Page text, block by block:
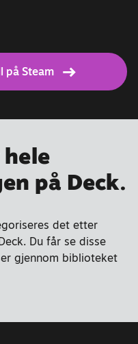
på Steam
på Deck.
det etter
Du får se disse
gjennom biblioteket